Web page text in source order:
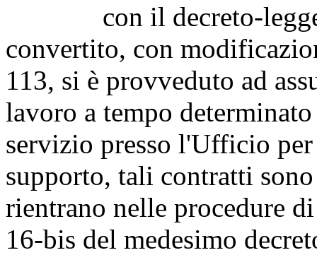
con il decreto-legge
convertito, con
113, si è provveduto ad
lavoro a tempo
servizio presso l'Ufficio
supporto, tali contratti sono
rientrano nelle procedure
16-bis del medesimo